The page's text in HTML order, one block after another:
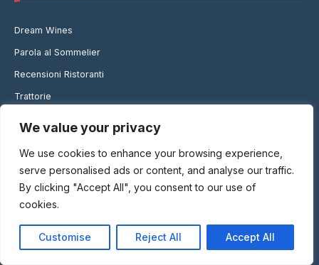
We value your privacy
We use cookies to enhance your browsing experience,
serve personalised ads or content, and analyse our traffic.
By clicking "Accept All", you consent to our use of
cookies.
Customise Reject All Accept All
Dream Wines
Parola al Sommelier
Recensioni Ristoranti
Trattorie
Wine Notes